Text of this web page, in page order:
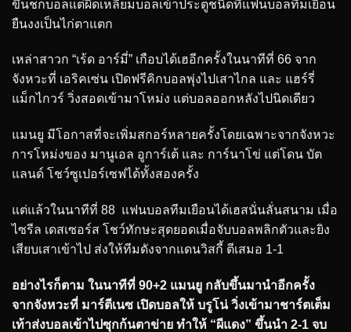
ขึ้นชกบอลแต่ผิดเหลี่ยมบอลเข้าประตูชนิดที่แฟนบอลทีมเยือน
ยืนงงเป็นไก่ตาแตก
เหล่าสาวก “เร้ด อาร์มี่” เกือบได้เฮอีกครั้งในนาทีที่ 66 จาก
จังหวะที่ เอริคเซ่น เปิดฟรีคิกบอลพุ่งไปเสาไกล และ แฮร์รี่
แม็กไกวร์ วิ่งสอดเข้ามาโหม่ง แต่บอลออกหลังไปนิดเดียว
แมนยู มีโอกาสที่จะเพิ่มสกอร์หลายครั้งโดยเฉพาะจากจังหวะ
การโหม่งของ มานูเอล อูการ์เต้ และ การ์นาโข่ แต่โดน บัต
แลนด์ โชว์ซูเปอร์เซฟได้ทั้งสองครั้ง
แต่แล้วในนาทีที่ 88 แฟนบอลทีมเยือนได้เฮสนั่นลั่นสนาม เมื่อ
ไซรีล เดสเซอร์ส โชว์ทักษะสุดยอดเมื่อจับบอลพลิกตัวและยิง
เสียบเสาเข้าไป ส่งให้ทีมดังจากแดนวิสกี้ ตีเสมอ 1-1
อย่างไรก็ตาม ในนาทีที่ 90+2 แมนยู กลับขึ้นมานำอีกครั้ง
จากจังหวะที่ มาร์ตีเนซ เปิดบอลให้ บรูโน่ วิ่งเข้ามาชาร์ตเต็ม
เท้าส่งบอลเข้าไปซุกก้นตาข่าย ทำให้ “ผีแดง” ขึ้นนำ 2-1 จบ